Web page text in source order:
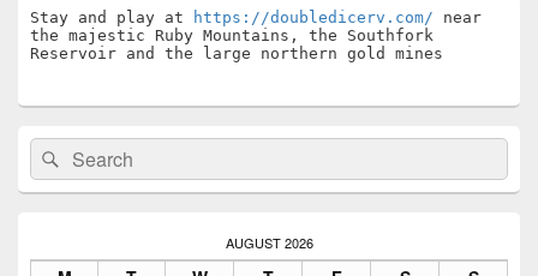
Stay and play at https://doubledicerv.com/ near
the majestic Ruby Mountains, the Southfork
Reservoir and the large northern gold mines
Search
for:
Search
AUGUST 2026